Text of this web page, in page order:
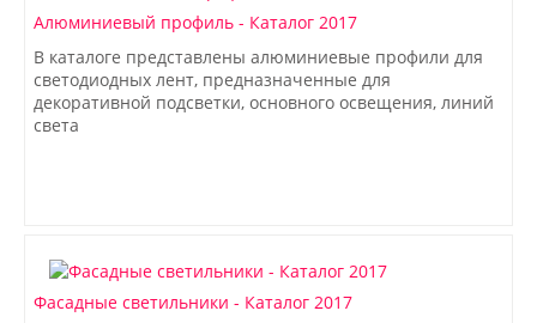
Алюминиевый профиль - Каталог 2017
В каталоге представлены алюминиевые профили для
светодиодных лент, предназначенные для
декоративной подсветки, основного освещения, линий
света
Фасадные светильники - Каталог 2017